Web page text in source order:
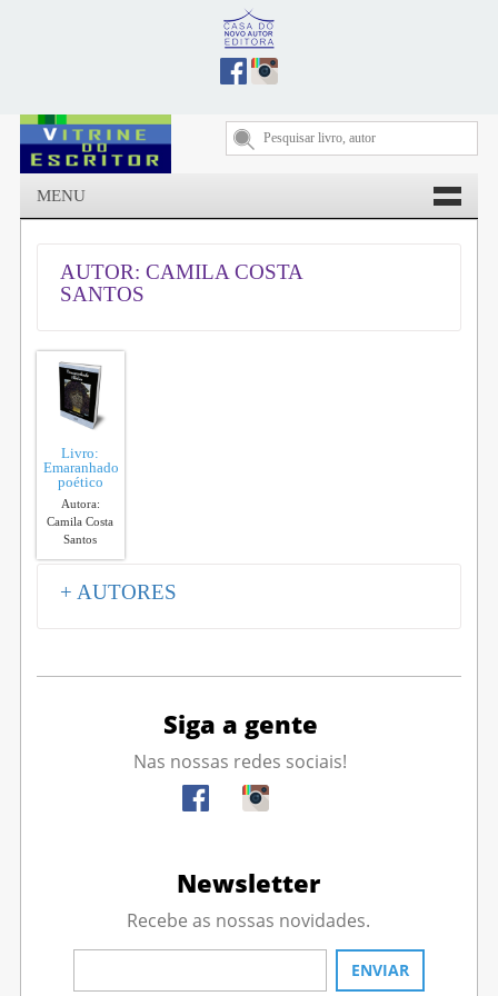
MENU
AUTOR: CAMILA COSTA
SANTOS
Livro:
Emaranhado
poético
Autora:
Camila Costa
Santos
+ AUTORES
Siga a gente
Nas nossas redes sociais!
Newsletter
Recebe as nossas novidades.